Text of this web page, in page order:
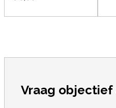
Vraag objectief